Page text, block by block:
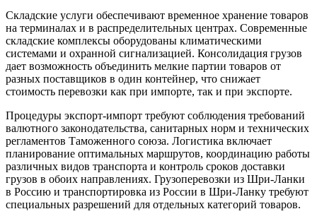
Складские услуги обеспечивают временное хранение товаров
на терминалах и в распределительных центрах. Современные
складские комплексы оборудованы климатическими
системами и охранной сигнализацией. Консолидация грузов
дает возможность объединить мелкие партии товаров от
разных поставщиков в один контейнер, что снижает
стоимость перевозки как при импорте, так и при экспорте.
Процедуры экспорт-импорт требуют соблюдения требований
валютного законодательства, санитарных норм и технических
регламентов Таможенного союза. Логистика включает
планирование оптимальных маршрутов, координацию работы
различных видов транспорта и контроль сроков доставки
грузов в обоих направлениях. Грузоперевозки из Шри-Ланки
в Россию и транспортировка из России в Шри-Ланку требуют
специальных разрешений для отдельных категорий товаров.